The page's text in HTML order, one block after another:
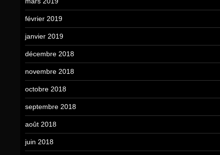
février 2019
janvier 2019
décembre 2018
novembre 2018
octobre 2018
septembre 2018
août 2018
juin 2018